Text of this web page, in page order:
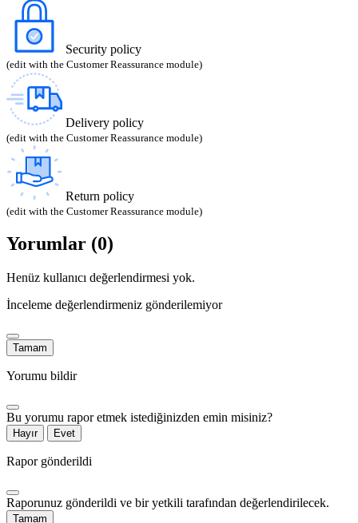
Security policy
(edit with the Customer Reassurance module)
Delivery policy
(edit with the Customer Reassurance module)
Return policy
(edit with the Customer Reassurance module)
Yorumlar (0)
Henüz kullanıcı değerlendirmesi yok.
İnceleme değerlendirmeniz gönderilemiyor
Tamam
Yorumu bildir
Bu yorumu rapor etmek istediğinizden emin misiniz?
Hayır Evet
Rapor gönderildi
Raporunuz gönderildi ve bir yetkili tarafından değerlendirilecek.
Tamam